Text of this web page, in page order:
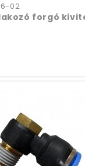
02
forgó